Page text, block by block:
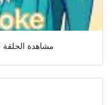
Kimi Ni Todoke مشاهدة الحلقة 6 من أنمي